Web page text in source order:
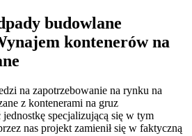
budowlane
kontenerów na
na zapotrzebowanie na rynku na
z kontenerami na gruz
specjalizującą się w tym
nas projekt zamienił się w faktyczną